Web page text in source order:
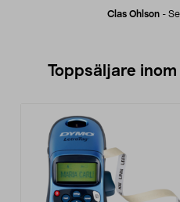
Clas Ohlson -
Toppsäljare